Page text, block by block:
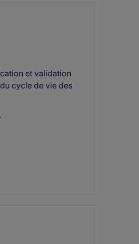
et validation
cycle de vie des